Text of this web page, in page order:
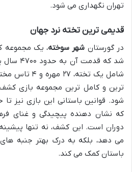
تهران نگهداری می شود.
قدیمی ترین تخته نرد جهان
در گورستان شهر سوخته، یک مجموعه
شد که
شامل یک
ترین و کامل ترین مجموعه بازی
شود. قوانین باستانی این بازی نیز
که نشان دهنده پیچیدگی و غنای
دوران است. این کشف، نه تنها
می دهد، بلکه به درک بهتر جنبه
باستان کمک می کند.